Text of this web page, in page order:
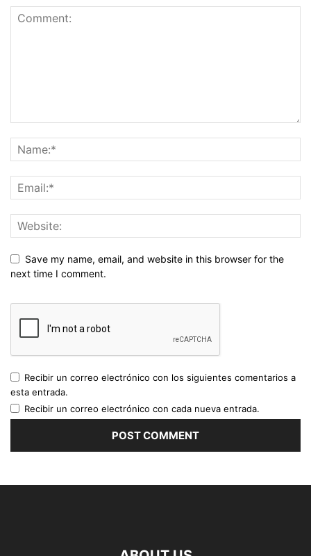
Save my name, email, and website in this browser for the
next time I comment.
Recibir un correo electrónico con los siguientes comentarios a
esta entrada.
Recibir un correo electrónico con cada nueva entrada.